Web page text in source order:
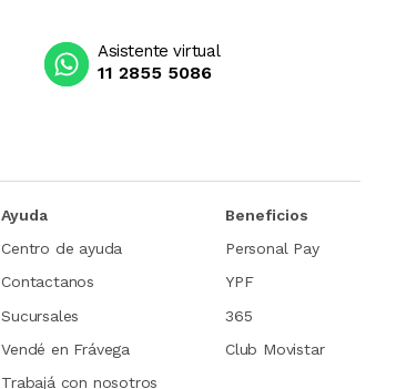
Asistente virtual
11 2855 5086
Ayuda
Centro de ayuda
Contactanos
Sucursales
Vendé en Frávega
Trabajá con nosotros
Beneficios
Personal Pay
YPF
365
Club Movistar